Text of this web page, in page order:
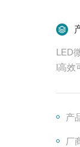
LED
l高效
产
厂